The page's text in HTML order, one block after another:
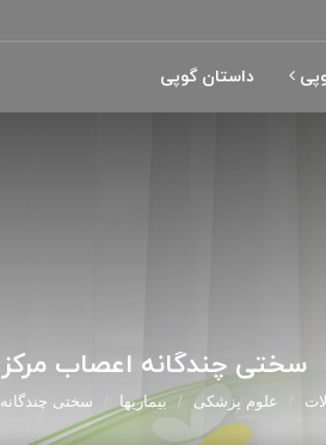
داستان گوپی
سختی چندگانه اعصاب
علوم پزشکی بیماریها سختی